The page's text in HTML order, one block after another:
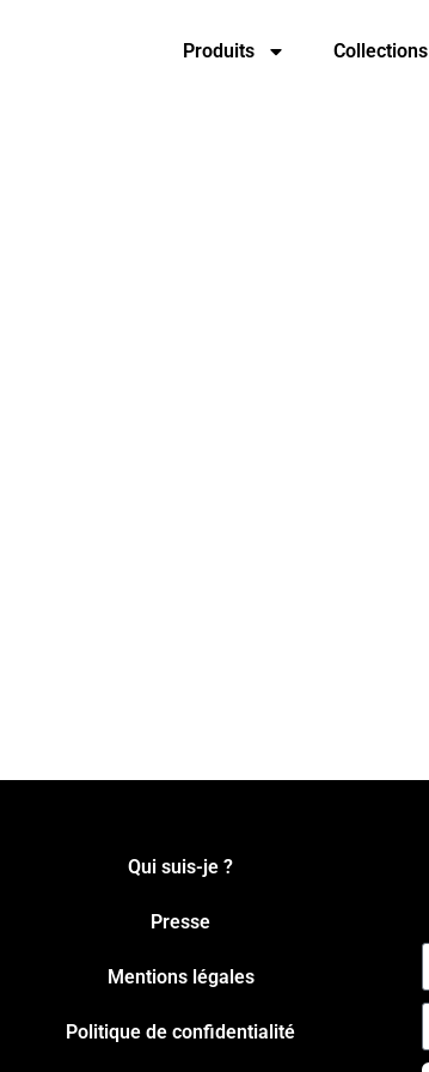
Produits Collections
Qui suis-je ?
Presse
Mentions légales
Politique de confidentialité